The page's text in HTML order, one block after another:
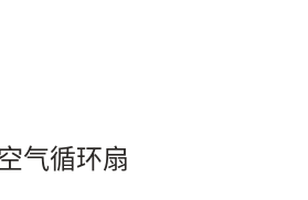
气循环扇